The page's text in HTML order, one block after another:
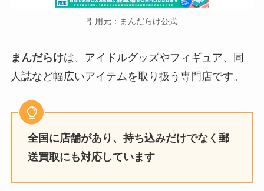
京・大阪・福岡について調査！
調査
担降りしたらグッズはどうする？
引用元：まんだらけ公式
まんだらけは、アイドルグッズやフィギュア、同
人誌など幅広いアイテムを取り扱う専門店です。
全国に店舗があり、持ち込みだけでなく郵
送買取にも対応しています